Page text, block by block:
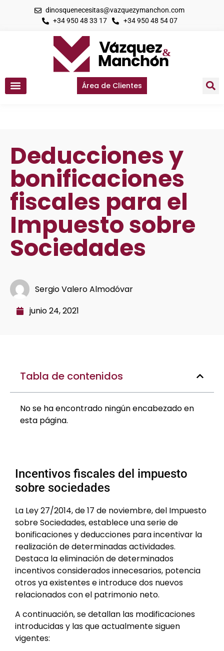
dinosquenecesitas@vazquezymanchon.com
+34 950 48 33 17
+34 950 48 54 07
Área de Clientes
Deducciones y
bonificaciones
fiscales para el
Impuesto sobre
Sociedades
Sergio Valero Almodóvar
junio 24, 2021
Tabla de contenidos
No se ha encontrado ningún encabezado en
esta página.
Incentivos fiscales del impuesto
sobre sociedades
La Ley 27/2014, de 17 de noviembre, del Impuesto
sobre Sociedades, establece una serie de
bonificaciones y deducciones para incentivar la
realización de determinadas actividades.
Destaca la eliminación de determinados
incentivos considerados innecesarios, potencia
otros ya existentes e introduce dos nuevos
relacionados con el patrimonio neto.
A continuación, se detallan las modificaciones
introducidas y las que actualmente siguen
vigentes: